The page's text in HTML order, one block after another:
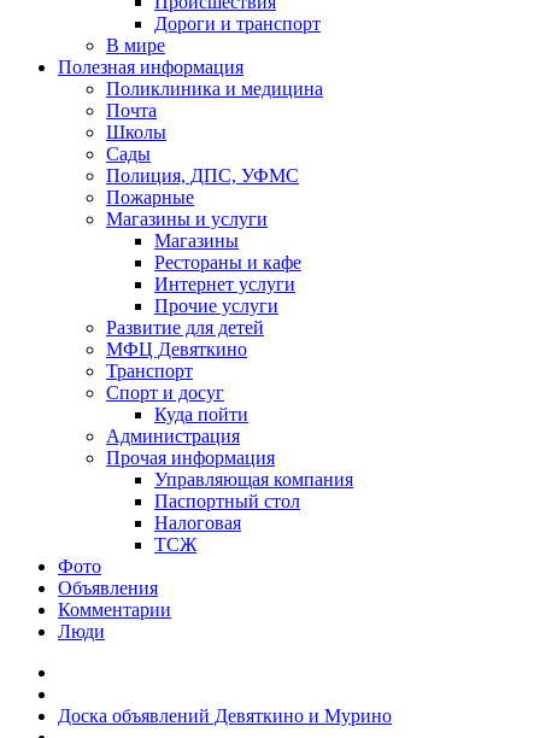
Дороги и транспорт
В мире
Полезная информация
Поликлиника и медицина
Почта
Школы
Сады
Полиция, ДПС, УФМС
Пожарные
Магазины и услуги
Магазины
Рестораны и кафе
Интернет услуги
Прочие услуги
Развитие для детей
МФЦ Девяткино
Транспорт
Спорт и досуг
Куда пойти
Администрация
Прочая информация
Управляющая компания
Паспортный стол
Налоговая
ТСЖ
Фото
Объявления
Комментарии
Люди
Доска объявлений Девяткино и Мурино